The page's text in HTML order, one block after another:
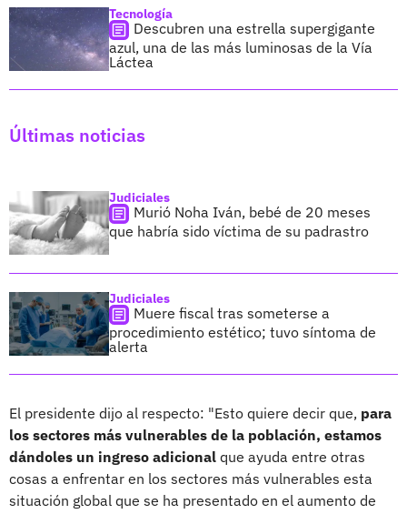
Tecnología
Descubren una estrella supergigante
azul, una de las más luminosas de la Vía
Láctea
Últimas noticias
Judiciales
Murió Noha Iván, bebé de 20 meses
que habría sido víctima de su padrastro
Judiciales
Muere fiscal tras someterse a
procedimiento estético; tuvo síntoma de
alerta
El presidente dijo al respecto: "Esto quiere decir que, para
los sectores más vulnerables de la población, estamos
dándoles un ingreso adicional que ayuda entre otras
cosas a enfrentar en los sectores más vulnerables esta
situación global que se ha presentado en el aumento de